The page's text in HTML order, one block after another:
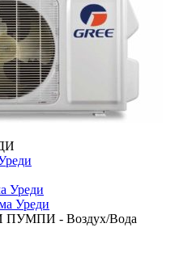
Уреди
Уреди
- Воздух/Вода